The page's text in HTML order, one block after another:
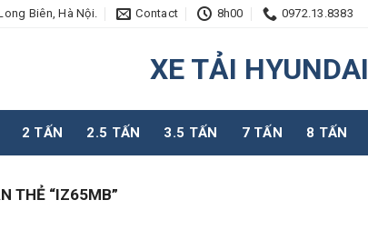
Biên, Hà Nội. Contact 8h00 0972.13.8383
XE TẢI HYUNDAI
2 TẤN 2.5 TẤN 3.5 TẤN 7 TẤN 8 TẤN
THẺ “IZ65MB”